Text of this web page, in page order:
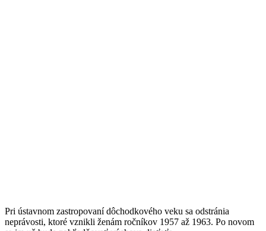
Pri ústavnom zastropovaní dôchodkového veku sa odstránia
neprávosti, ktoré vznikli ženám ročníkov 1957 až 1963. Po novom